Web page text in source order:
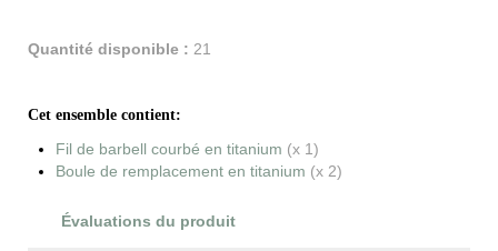
Quantité disponible : 21
Cet ensemble contient:
Fil de barbell courbé en titanium (x 1)
Boule de remplacement en titanium (x 2)
Évaluations du produit